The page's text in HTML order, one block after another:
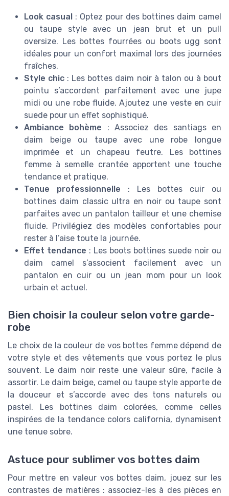
Look casual : Optez pour des bottines daim camel
ou taupe style avec un jean brut et un pull
oversize. Les bottes fourrées ou boots ugg sont
idéales pour un confort maximal lors des journées
fraîches.
Style chic : Les bottes daim noir à talon ou à bout
pointu s’accordent parfaitement avec une jupe
midi ou une robe fluide. Ajoutez une veste en cuir
suede pour un effet sophistiqué.
Ambiance bohème : Associez des santiags en
daim beige ou taupe avec une robe longue
imprimée et un chapeau feutre. Les bottines
femme à semelle crantée apportent une touche
tendance et pratique.
Tenue professionnelle : Les bottes cuir ou
bottines daim classic ultra en noir ou taupe sont
parfaites avec un pantalon tailleur et une chemise
fluide. Privilégiez des modèles confortables pour
rester à l’aise toute la journée.
Effet tendance : Les boots bottines suede noir ou
daim camel s’associent facilement avec un
pantalon en cuir ou un jean mom pour un look
urbain et actuel.
Bien choisir la couleur selon votre garde-
robe
Le choix de la couleur de vos bottes femme dépend de
votre style et des vêtements que vous portez le plus
souvent. Le daim noir reste une valeur sûre, facile à
assortir. Le daim beige, camel ou taupe style apporte de
la douceur et s’accorde avec des tons naturels ou
pastel. Les bottines daim colorées, comme celles
inspirées de la tendance colors california, dynamisent
une tenue sobre.
Astuce pour sublimer vos bottes daim
Pour mettre en valeur vos bottes daim, jouez sur les
contrastes de matières : associez-les à des pièces en